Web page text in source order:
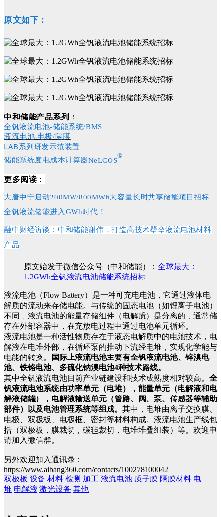
原文如下：
中和储能产品系列：
全钒液流电池-储能系统/BMS
液流电池-电极/隔膜
LAB系列研发示范装置
储能系统度电成本计算器NeLCOS
®
更多阅读：
大唐中宁启动200MW/800MWh大容量长时共享储能项目招标
全钒液流储能进入GWh时代！
融中财经访谈：中和储能谢伟，打造高技术壁垒液流电池材料
产品
原文始发于微信公众号（中和储能）： 全球最大：
1.2GWh全钒液流电池储能系统招标
液流电池（Flow Battery）是一种可充电电池，它通过液体电
解质的流动来存储电能。与传统的固态电池（如锂离子电池）
不同，液流电池的能量存储组件（电解质）是分离的，通常储
存在外部容器中，在充放电过程中通过电池单元循环。
液流电池是一种活性物质存在于液态电解质中的电池技术，电
解液在电堆外部，在循环泵的推动下流经电堆，实现化学能与
电能的转换。
国际上液流电池主要有全钒液流电池、锌溴电
池、铁铬电池、多硫化钠溴电池4种技术路线。
其中全钒液流电池目前产业链建设和技术成熟度相对较高。 全
钒液流电池系统由功率单元（电堆），能量单元（电解液和电
解液储罐），电解液输送单元（管路、阀、泵、传感器等辅助
部件）以及电池管理系统等组成。 其中，电堆由离子交换膜、
电极、双极板、电极框、密封等材料构成。液流电池生产线包
括（双极板，膜裁切，碳毡裁切，电堆堆叠组装）等。欢迎申
请加入微信群。
另外欢迎加入通讯录：
https://www.aibang360.com/contacts/100278100042
双极板 设备 材料 检测 加工 液流电池 质子膜 隔膜材料 电
堆 电解液 激光设备 其他